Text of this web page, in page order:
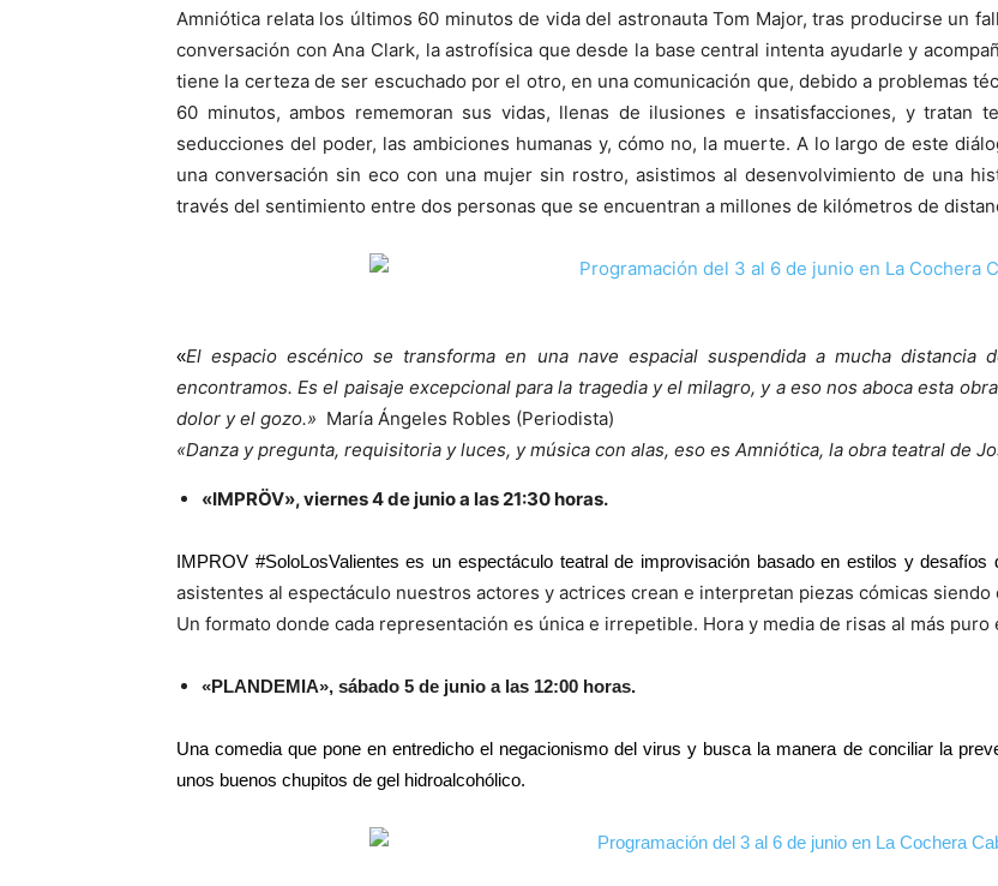
Amniótica relata los últimos 60 minutos de vida del astronauta Tom Major, tras producirse un
conversación con Ana Clark, la astrofísica que desde la base central intenta ayudarle y
tiene la certeza de ser escuchado por el otro, en una comunicación que, debido a problemas
60 minutos, ambos rememoran sus vidas, llenas de ilusiones e insatisfacciones, y tratan
seducciones del poder, las ambiciones humanas y, cómo no, la muerte. A lo largo de este
una conversación sin eco con una mujer sin rostro, asistimos al desenvolvimiento de una
través del sentimiento entre dos personas que se encuentran a millones de kilómetros de
«El espacio escénico se transforma en una nave espacial suspendida a mucha
encontramos. Es el paisaje excepcional para la tragedia y el milagro, y a eso nos aboca esta
dolor y el gozo.» María Ángeles Robles (Periodista)
«Danza y pregunta, requisitoria y luces, y música con alas, eso es Amniótica, la obra teatral de
«IMPRÖV», viernes 4 de junio a las 21:30 horas.
IMPROV #SoloLosValientes es un espectáculo teatral de improvisación basado en estilos y desafíos
asistentes al espectáculo nuestros actores y actrices crean e interpretan piezas cómicas
Un formato donde cada representación es única e irrepetible. Hora y media de risas al más puro
«PLANDEMIA», sábado 5 de junio a las 12:00 horas.
Una comedia que pone en entredicho el negacionismo del virus y busca la manera de conciliar la
unos buenos chupitos de gel hidroalcohólico.